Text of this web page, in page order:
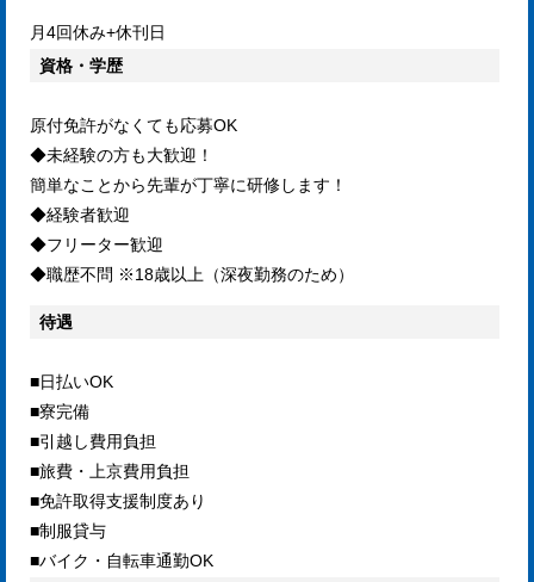
月4回休み+休刊日
資格・学歴
原付免許がなくても応募OK
◆未経験の方も大歓迎！
簡単なことから先輩が丁寧に研修します！
◆経験者歓迎
◆フリーター歓迎
◆職歴不問 ※18歳以上（深夜勤務のため）
待遇
■日払いOK
■寮完備
■引越し費用負担
■旅費・上京費用負担
■免許取得支援制度あり
■制服貸与
■バイク・自転車通勤OK